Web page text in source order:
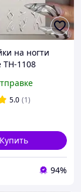
на ногти
TH-1108
5.0 (1)
Купить
94%